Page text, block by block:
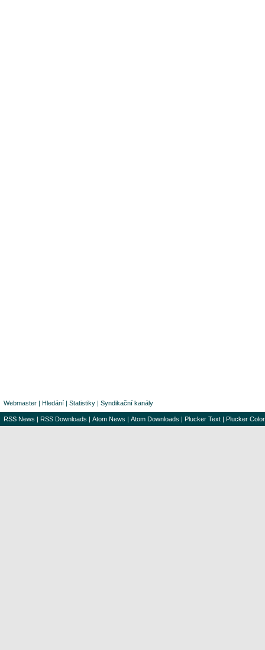
Webmaster | Hledání | Statistiky | Syndikační kanály
RSS News | RSS Downloads | Atom News | Atom Downloads | Plucker Text | Plucker Color